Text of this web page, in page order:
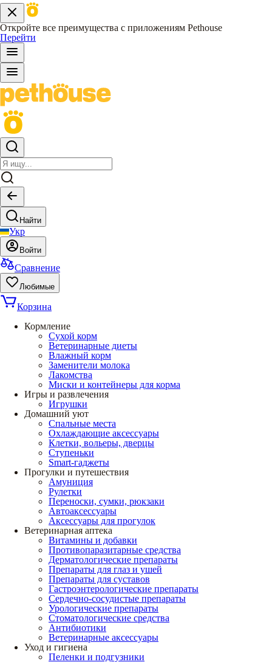
Откройте все преимущества с приложениям Pethouse
Перейти
Найти
Укр
Войти
Сравнение
Любимые
Корзина
Кормление
Сухой корм
Ветеринарные диеты
Влажный корм
Заменители молока
Лакомства
Миски и контейнеры для корма
Игры и развлечения
Игрушки
Домашний уют
Спальные места
Охлаждающие аксессуары
Клетки, вольеры, дверцы
Ступеньки
Smart-гаджеты
Прогулки и путешествия
Амуниция
Рулетки
Переноски, сумки, рюкзаки
Автоаксессуары
Аксессуары для прогулок
Ветеринарная аптека
Витамины и добавки
Противопаразитарные средства
Дерматологические препараты
Препараты для глаз и ушей
Препараты для суставов
Гастроэнтерологические препараты
Сердечно-сосудистые препараты
Урологические препараты
Стоматологические средства
Антибиотики
Ветеринарные аксессуары
Уход и гигиена
Пеленки и подгузники